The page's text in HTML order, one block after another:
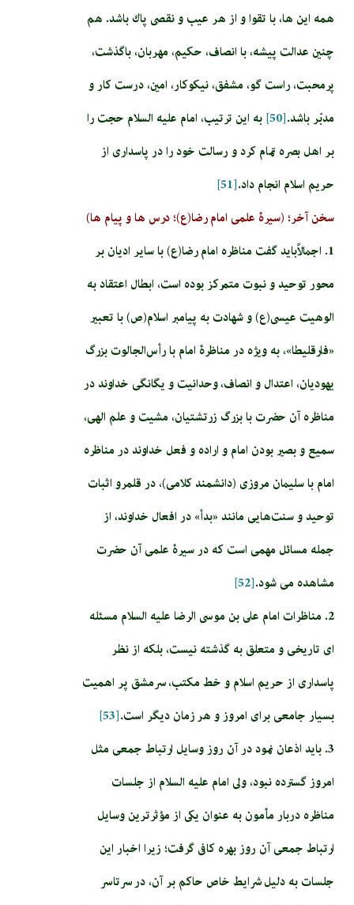
همه اين ها، با تقوا و از هر عيب و نقصى پاك باشد. هم
چنين عدالت پيشه، با انصاف، حكيم، مهربان، باگذشت،
پرمحبت، راست گو، مشفق، نيكوكار، امين، درست كار و
مدبّر باشد.[50]
به اين ترتيب، امام عليه السلام حجت را
بر اهل بصره تمام كرد و رسالت خود را در پاسدارى از
حريم اسلام انجام داد.[51]
سخن آخر؛ (سیرۀ علمی امام رضا(ع)؛ درس ها و پیام ها)
1. اجمالاًباید گفت مناظره امام رضا(ع) با سایر ادیان بر
محور توحيد و نبوت متمرکز بوده است، ابطال اعتقاد به
الوهيت عيسي(ع)‌ و شهادت به پيامبر اسلام(ص) با تعبير
«فارقلیطا»، به ویژه در مناظرۀ امام با رأس‌الجالوت بزرگ
يهوديان، اعتدال و انصاف، وحدانیت و یگانگی خداوند در
مناظره آن حضرت با بزرگ زرتشتيان، مشیت و علم الهي،
سميع و بصير بودن امام و اراده و فعل خداوند در مناظره
امام با سليمان مروزى (دانشمند كلامى)، در قلمرو اثبات
توحيد و سنت‌هايي مانند «بدأ» در افعال خداوند، از
جمله مسائل مهمی است که در سیرۀ علمی آن حضرت
مشاهده می شود.[52]
2. مناظرات امام على بن موسى الرضا عليه السلام مسئله
اى تاريخى و متعلق به گذشته نيست، بلكه از نظر
پاسدارى از حريم اسلام و خط مكتب، سرمشق پر اهميت
بسيار جامعى براى امروز و هر زمان ديگر است.[53]
3. باید اذعان نمود در آن روز وسايل ارتباط جمعى مثل
امروز گسترده نبود، ولى امام عليه السلام از جلسات
مناظره دربار مأمون به عنوان يكى از مؤثرترين وسايل
ارتباط جمعى آن روز بهره كافى گرفت؛ زيرا اخبار اين
جلسات به دليل شرايط خاص حاكم بر آن، در سرتاسر